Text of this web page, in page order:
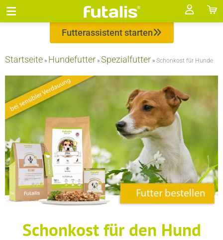
Futterassistent starten
Startseite » Hundefutter » Spezialfutter » Schonkost für Hunde
Schonkost für den Hund